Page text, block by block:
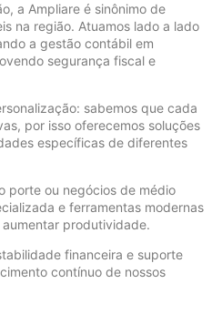
a Ampliare é sinônimo de
na região. Atuamos lado a lado
a gestão contábil em
segurança fiscal e
sabemos que cada
por isso oferecemos soluções
específicas de diferentes
porte ou negócios de médio
e ferramentas modernas
produtividade.
financeira e suporte
contínuo de nossos